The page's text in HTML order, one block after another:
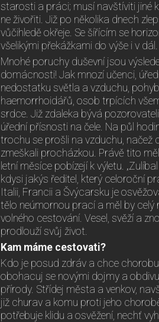
starosti a práci; musí navštíviti jiné
ne živořiti. Již po několika dnech
vůčihledě okřeje. Se šířícím se
všelikými překážkami do výše i v dál.
Mnohé poruchy duševní jsou
domácnosti! Jak mnozí učenci,
nedostatku světla a vzduchu,
haemorrhoidářů, osob trpících
srdce. Již zdaleka bývá
úřední přísnosti na čele. Na půl
trochu se prošli na vzduchu, načež
zmeškali procházkou. Právě tito
letní měsíce pobízejí k výletu.
kdysi jakýs ředitel, který celoroční
Italii, Francii a Švýcarsku je
tělo neúmornou prací a měl by
volného cestování. Vesel, svěží a
prodlouží svůj život.
Kam máme cestovati?
Kdo je posud zdráv a chce
obohacuj se novými dojmy a
přírody. Střídej města a venkov,
již churav a komu proti jeho
potřebuje klidu a osvěžení, nechť